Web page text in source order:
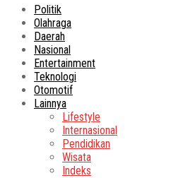
Politik
Olahraga
Daerah
Nasional
Entertainment
Teknologi
Otomotif
Lainnya
Lifestyle
Internasional
Pendidikan
Wisata
Indeks